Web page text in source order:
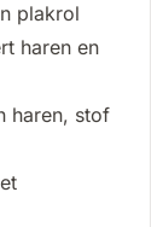
plakrol
haren en
haren, stof